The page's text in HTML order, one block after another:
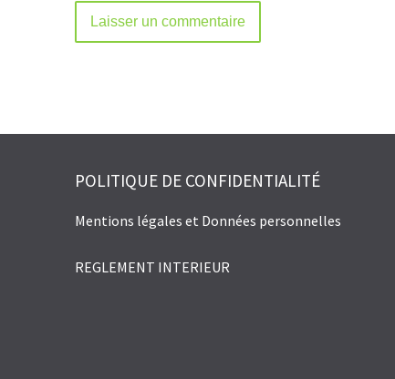
POLITIQUE DE CONFIDENTIALITÉ
Mentions légales et Données personnelles
REGLEMENT INTERIEUR